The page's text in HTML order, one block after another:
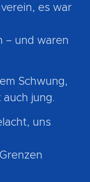
es war
– und waren
Schwung,
jung.
uns